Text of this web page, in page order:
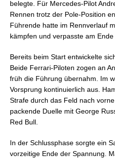
belegte. Für Mercedes-Pilot
Rennen trotz der Pole-Position
Führende hatte im Rennverlauf
kämpfen und verpasste am Ende
Bereits beim Start entwickelte
Beide Ferrari-Piloten zogen an
früh die Führung übernahm. Im
Vorsprung kontinuierlich aus.
Strafe durch das Feld nach
packende Duelle mit George
Red Bull.
In der Schlussphase sorgte ein
vorzeitige Ende der Spannung.